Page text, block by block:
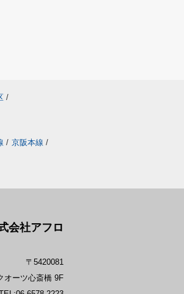
/
/ 京阪本線 /
会社アフロ
〒5420081
オーツ心斎橋 9F